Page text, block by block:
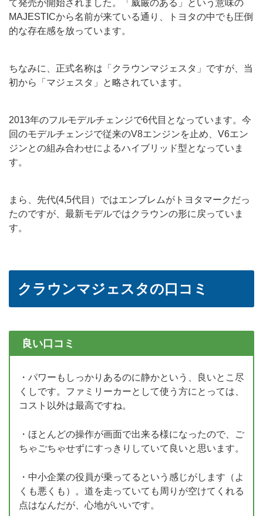
て発売が開始されました。「威厳のある」という意味の
MAJESTICから名前が来ている通り、トヨタの中でも圧倒
的な存在感を放っています。
ちなみに、正式名称は「クラウンマジェスタ」ですが、当
初から「マジェスタ」と略されています。
2013年のフルモデルチェンジで6代目となっています。今
回のモデルチェンジで従来のV8エンジンを止め、V6エン
ジンとの組み合わせによるハイブリッド型となっていま
す。
まら、先代(4,5代目）ではエンブレムがトヨタマークだっ
たのですが、最新モデルではクラウンの形に戻っていま
す。
クラウンマジェスタの口コミ
良い口コミ
・パワーもしっかりあるのに静かという、良いとこ尽
くしです。ファミリーカーとして使う方にとっては、
コスト以外は最高ですね。
・ほとんどの操作が画面で出来る様になったので、ご
ちゃごちゃせずにすっきりしていて良いと思います。
・中小企業の役員が乗ってるという感じがします（よ
くも悪くも）。道を走っていても周りが空けてくれる
点はなんだが、心地がいいです。